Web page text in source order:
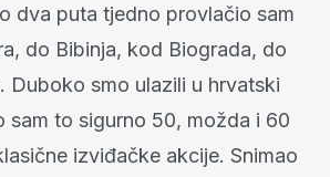
dva puta tjedno provlačio sam
do Bibinja, kod Biograda, do
Duboko smo ulazili u hrvatski
sam to sigurno 50, možda i 60
izviđačke akcije. Snimao